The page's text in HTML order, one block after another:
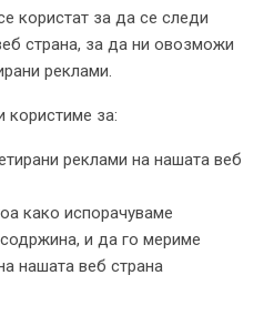
користат за да се следи
страна, за да ни овозможи
реклами.
користиме за:
реклами на нашата веб
како испорачуваме
и да го мериме
нашата веб страна